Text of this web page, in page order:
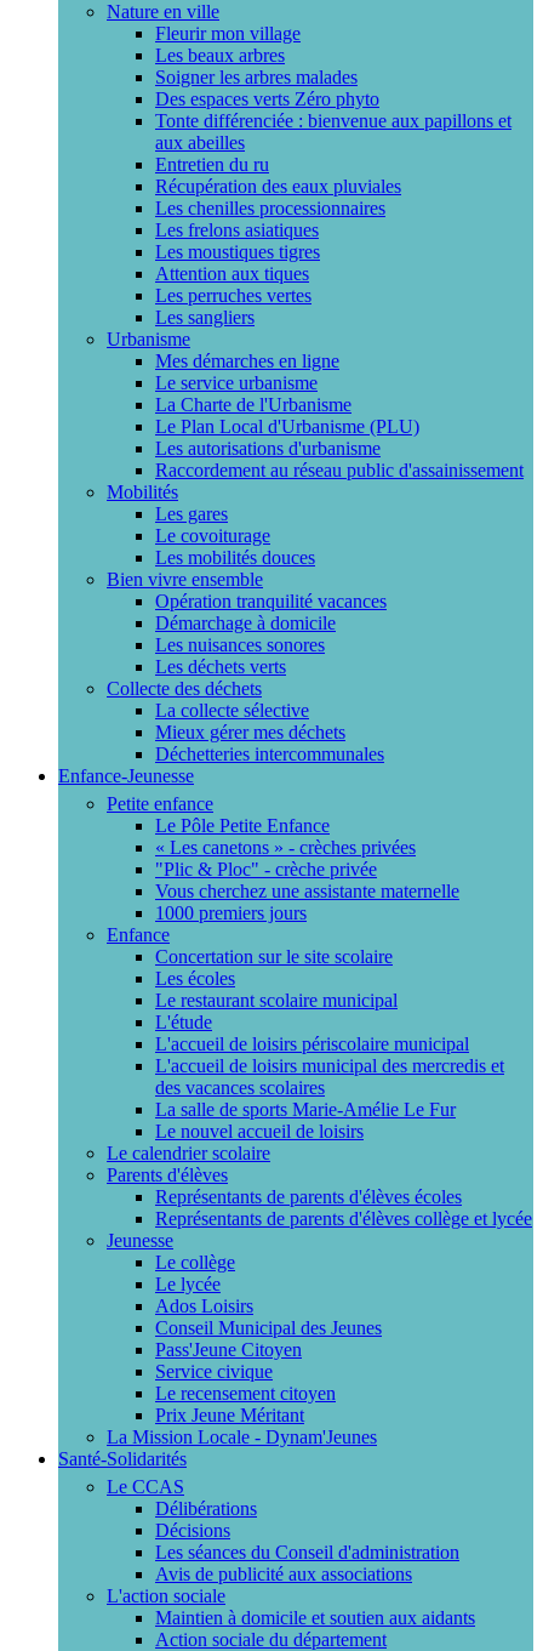
Nature en ville
Fleurir mon village
Les beaux arbres
Soigner les arbres malades
Des espaces verts Zéro phyto
Tonte différenciée : bienvenue aux papillons et
aux abeilles
Entretien du ru
Récupération des eaux pluviales
Les chenilles processionnaires
Les frelons asiatiques
Les moustiques tigres
Attention aux tiques
Les perruches vertes
Les sangliers
Urbanisme
Mes démarches en ligne
Le service urbanisme
La Charte de l'Urbanisme
Le Plan Local d'Urbanisme (PLU)
Les autorisations d'urbanisme
Raccordement au réseau public d'assainissement
Mobilités
Les gares
Le covoiturage
Les mobilités douces
Bien vivre ensemble
Opération tranquilité vacances
Démarchage à domicile
Les nuisances sonores
Les déchets verts
Collecte des déchets
La collecte sélective
Mieux gérer mes déchets
Déchetteries intercommunales
Enfance-Jeunesse
Petite enfance
Le Pôle Petite Enfance
« Les canetons » - crèches privées
"Plic & Ploc" - crèche privée
Vous cherchez une assistante maternelle
1000 premiers jours
Enfance
Concertation sur le site scolaire
Les écoles
Le restaurant scolaire municipal
L'étude
L'accueil de loisirs périscolaire municipal
L'accueil de loisirs municipal des mercredis et
des vacances scolaires
La salle de sports Marie-Amélie Le Fur
Le nouvel accueil de loisirs
Le calendrier scolaire
Parents d'élèves
Représentants de parents d'élèves écoles
Représentants de parents d'élèves collège et lycée
Jeunesse
Le collège
Le lycée
Ados Loisirs
Conseil Municipal des Jeunes
Pass'Jeune Citoyen
Service civique
Le recensement citoyen
Prix Jeune Méritant
La Mission Locale - Dynam'Jeunes
Santé-Solidarités
Le CCAS
Délibérations
Décisions
Les séances du Conseil d'administration
Avis de publicité aux associations
L'action sociale
Maintien à domicile et soutien aux aidants
Action sociale du département